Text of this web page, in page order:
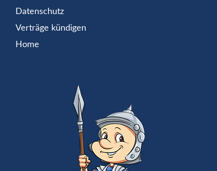
Datenschutz
Verträge kündigen
Home